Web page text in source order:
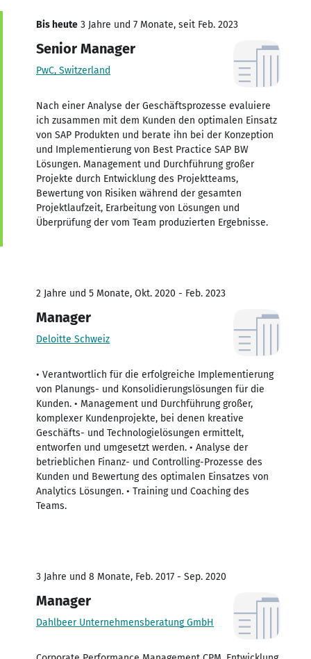
Bis heute 3 Jahre und 7 Monate, seit Feb. 2023
Senior Manager
PwC, Switzerland
Nach einer Analyse der Geschäftsprozesse evaluiere
ich zusammen mit dem Kunden den optimalen Einsatz
von SAP Produkten und berate ihn bei der Konzeption
und Implementierung von Best Practice SAP BW
Lösungen. Management und Durchführung großer
Projekte durch Entwicklung des Projektteams,
Bewertung von Risiken während der gesamten
Projektlaufzeit, Erarbeitung von Lösungen und
Überprüfung der vom Team produzierten Ergebnisse.
2 Jahre und 5 Monate, Okt. 2020 - Feb. 2023
Manager
Deloitte Schweiz
• Verantwortlich für die erfolgreiche Implementierung
von Planungs- und Konsolidierungslösungen für die
Kunden. • Management und Durchführung großer,
komplexer Kundenprojekte, bei denen kreative
Geschäfts- und Technologielösungen ermittelt,
entworfen und umgesetzt werden. • Analyse der
betrieblichen Finanz- und Controlling-Prozesse des
Kunden und Bewertung des optimalen Einsatzes von
Analytics Lösungen. • Training und Coaching des
Teams.
3 Jahre und 8 Monate, Feb. 2017 - Sep. 2020
Manager
Dahlbeer Unternehmensberatung GmbH